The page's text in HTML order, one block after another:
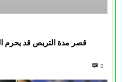
قصر مدة التربص قد يحرم
0